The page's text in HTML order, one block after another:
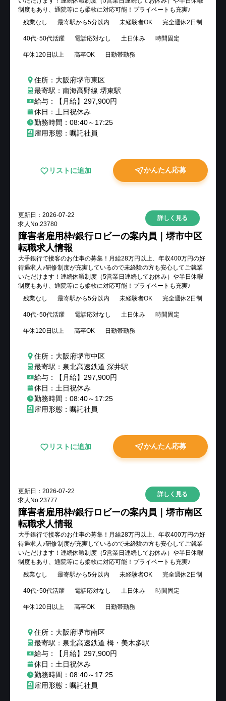
制度もあり、通院等にも柔軟に対応可能！プライベートも充実♪
残業なし
最寄駅から5分以内 未経験者OK 完全週休2日制
40代･50代活躍 電話応対なし 土日休み 時間固定
年休120日以上 高卒OK 日勤帯勤務
住所：大阪府堺市東区
最寄駅：南海高野線 堺東駅
給与：【月給】297,900円
休日：土日祝休み
勤務時間：08:40～17:25
雇用形態：嘱託社員
リストに追加 かんたん応募
更新日： 2026-07-22
求人No. 23780
詳しく見る
障害者雇用枠/銀行ロビーの案内員｜堺市中区
転職求人情報
大手銀行で接客のお仕事の募集！月給28万円以上、年収400万円の好
待遇求人♪研修制度が充実しているので未経験の方も安心してご就業
いただけます！連続休暇制度（5営業日連続してお休み）や半日休暇
制度もあり、通院等にも柔軟に対応可能！プライベートも充実♪
残業なし
最寄駅から5分以内 未経験者OK 完全週休2日制
40代･50代活躍 電話応対なし 土日休み 時間固定
年休120日以上 高卒OK 日勤帯勤務
住所：大阪府堺市中区
最寄駅：泉北高速鉄道 深井駅
給与：【月給】297,900円
休日：土日祝休み
勤務時間：08:40～17:25
雇用形態：嘱託社員
リストに追加 かんたん応募
更新日： 2026-07-22
求人No. 23777
詳しく見る
障害者雇用枠/銀行ロビーの案内員｜堺市南区
転職求人情報
大手銀行で接客のお仕事の募集！月給28万円以上、年収400万円の好
待遇求人♪研修制度が充実しているので未経験の方も安心してご就業
いただけます！連続休暇制度（5営業日連続してお休み）や半日休暇
制度もあり、通院等にも柔軟に対応可能！プライベートも充実♪
残業なし
最寄駅から5分以内 未経験者OK 完全週休2日制
40代･50代活躍 電話応対なし 土日休み 時間固定
年休120日以上 高卒OK 日勤帯勤務
住所：大阪府堺市南区
最寄駅：泉北高速鉄道 栂・美木多駅
給与：【月給】297,900円
休日：土日祝休み
勤務時間：08:40～17:25
雇用形態：嘱託社員